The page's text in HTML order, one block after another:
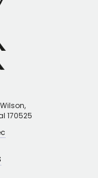
170525